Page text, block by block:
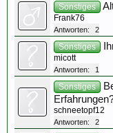
Sonstiges
Frank76
Antworten: 2
Sonstiges
micott
Antworten: 1
Sonstiges
schneetopf12
Antworten: 2